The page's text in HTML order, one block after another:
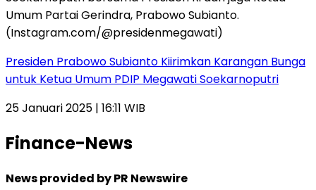
Presiden Prabowo Subianto Kiirimkan Karangan Bunga
untuk Ketua Umum PDIP Megawati Soekarnoputri
25 Januari 2025 | 16:11 WIB
Finance-News
News provided by PR Newswire